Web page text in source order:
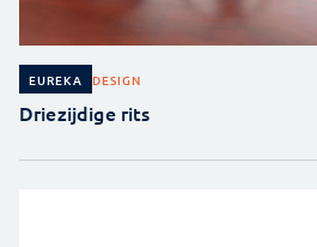
EUREKA DESIGN
Driezijdige rits